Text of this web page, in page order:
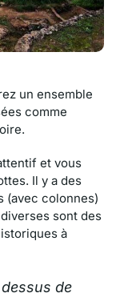
un ensemble
comme
et vous
Il y a des
(avec colonnes)
sont des
à
de